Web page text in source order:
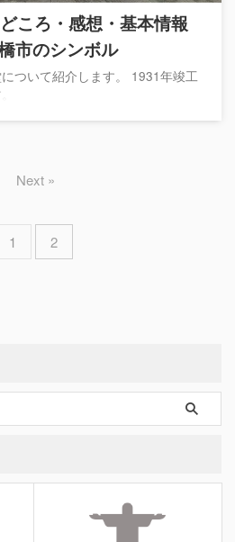
ころ・感想・基本情報
市のシンボル
ついて紹介します。 1931年竣工
1 2
Next »